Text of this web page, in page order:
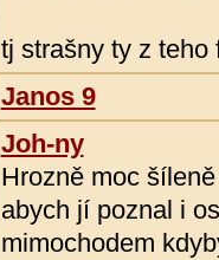
tj strašny ty z teho
Janos 9
Joh-ny
Hrozně moc
abych jí poznal i
mimochodem